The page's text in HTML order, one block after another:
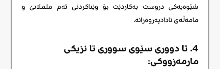
شێوەیەکی دروست بەکاردێت بۆ وێناکردنی ئەم ململانێ و
مامەڵەی نادادپەروەرانە.
4. تا دووری سێوی سووری تا نزیکی
مارمه‌زووکی: